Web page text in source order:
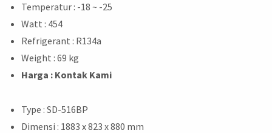
Temperatur : -18 ~ -25
Watt : 454
Refrigerant : R134a
Weight : 69 kg
Harga : Kontak Kami
Type : SD-516BP
Dimensi : 1883 x 823 x 880 mm